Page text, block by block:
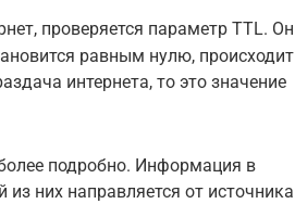
проверяется параметр TTL. Он
равным нулю, происходит
интернета, то это значение
подробно. Информация в
них направляется от источника